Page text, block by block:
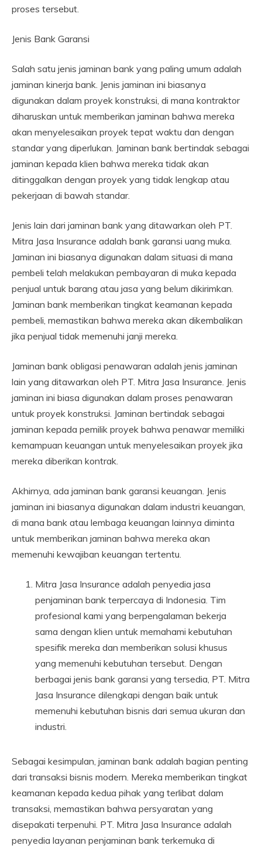
proses tersebut.
Jenis Bank Garansi
Salah satu jenis jaminan bank yang paling umum adalah
jaminan kinerja bank. Jenis jaminan ini biasanya
digunakan dalam proyek konstruksi, di mana kontraktor
diharuskan untuk memberikan jaminan bahwa mereka
akan menyelesaikan proyek tepat waktu dan dengan
standar yang diperlukan. Jaminan bank bertindak sebagai
jaminan kepada klien bahwa mereka tidak akan
ditinggalkan dengan proyek yang tidak lengkap atau
pekerjaan di bawah standar.
Jenis lain dari jaminan bank yang ditawarkan oleh PT.
Mitra Jasa Insurance adalah bank garansi uang muka.
Jaminan ini biasanya digunakan dalam situasi di mana
pembeli telah melakukan pembayaran di muka kepada
penjual untuk barang atau jasa yang belum dikirimkan.
Jaminan bank memberikan tingkat keamanan kepada
pembeli, memastikan bahwa mereka akan dikembalikan
jika penjual tidak memenuhi janji mereka.
Jaminan bank obligasi penawaran adalah jenis jaminan
lain yang ditawarkan oleh PT. Mitra Jasa Insurance. Jenis
jaminan ini biasa digunakan dalam proses penawaran
untuk proyek konstruksi. Jaminan bertindak sebagai
jaminan kepada pemilik proyek bahwa penawar memiliki
kemampuan keuangan untuk menyelesaikan proyek jika
mereka diberikan kontrak.
Akhirnya, ada jaminan bank garansi keuangan. Jenis
jaminan ini biasanya digunakan dalam industri keuangan,
di mana bank atau lembaga keuangan lainnya diminta
untuk memberikan jaminan bahwa mereka akan
memenuhi kewajiban keuangan tertentu.
Mitra Jasa Insurance adalah penyedia jasa
penjaminan bank terpercaya di Indonesia. Tim
profesional kami yang berpengalaman bekerja
sama dengan klien untuk memahami kebutuhan
spesifik mereka dan memberikan solusi khusus
yang memenuhi kebutuhan tersebut. Dengan
berbagai jenis bank garansi yang tersedia, PT. Mitra
Jasa Insurance dilengkapi dengan baik untuk
memenuhi kebutuhan bisnis dari semua ukuran dan
industri.
Sebagai kesimpulan, jaminan bank adalah bagian penting
dari transaksi bisnis modern. Mereka memberikan tingkat
keamanan kepada kedua pihak yang terlibat dalam
transaksi, memastikan bahwa persyaratan yang
disepakati terpenuhi. PT. Mitra Jasa Insurance adalah
penyedia layanan penjaminan bank terkemuka di